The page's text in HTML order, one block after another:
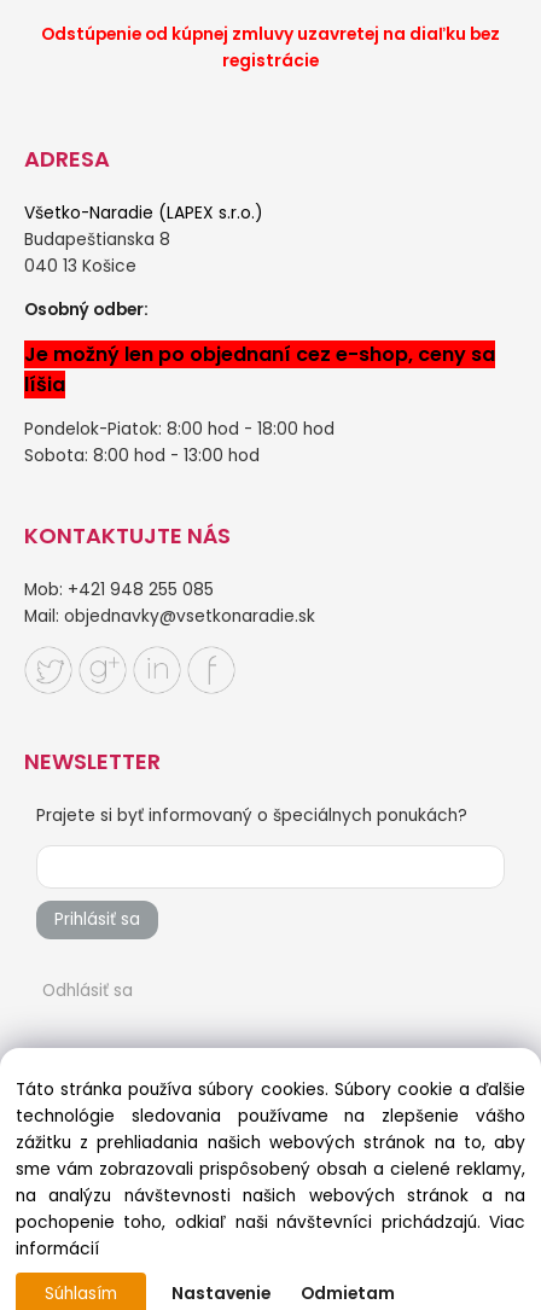
Odstúpenie od kúpnej zmluvy uzavretej na diaľku bez
registrácie
ADRESA
Všetko-Naradie (LAPEX s.r.o.)
Budapeštianska 8
040 13 Košice
Osobný odber:
Je možný len po objednaní cez e-shop, ceny sa
líšia
Pondelok-Piatok: 8:00 hod - 18:00 hod
Sobota: 8:00 hod - 13:00 hod
KONTAKTUJTE NÁS
Mob: +421 948 255 085
Mail: objednavky@vsetkonaradie.sk
NEWSLETTER
Prajete si byť informovaný o špeciálnych ponukách?
Prihlásiť sa
Odhlásiť sa
Copyright © 2022 vsetkonaradie.sk, All rights reserved
Táto stránka používa súbory cookies. Súbory cookie a ďalšie
technológie sledovania používame na zlepšenie vášho
zážitku z prehliadania našich webových stránok na to, aby
sme vám zobrazovali prispôsobený obsah a cielené reklamy,
na analýzu návštevnosti našich webových stránok a na
pochopenie toho, odkiaľ naši návštevníci prichádzajú.Viac
informácií
Súhlasím
Nastavenie Odmietam